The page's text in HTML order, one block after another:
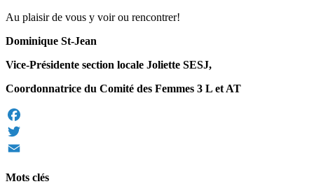
Au plaisir de vous y voir ou rencontrer!
Dominique St-Jean
Vice-Présidente section locale Joliette SESJ,
Coordonnatrice du Comité des Femmes 3 L et AT
Facebook
Twitter
Mots clés